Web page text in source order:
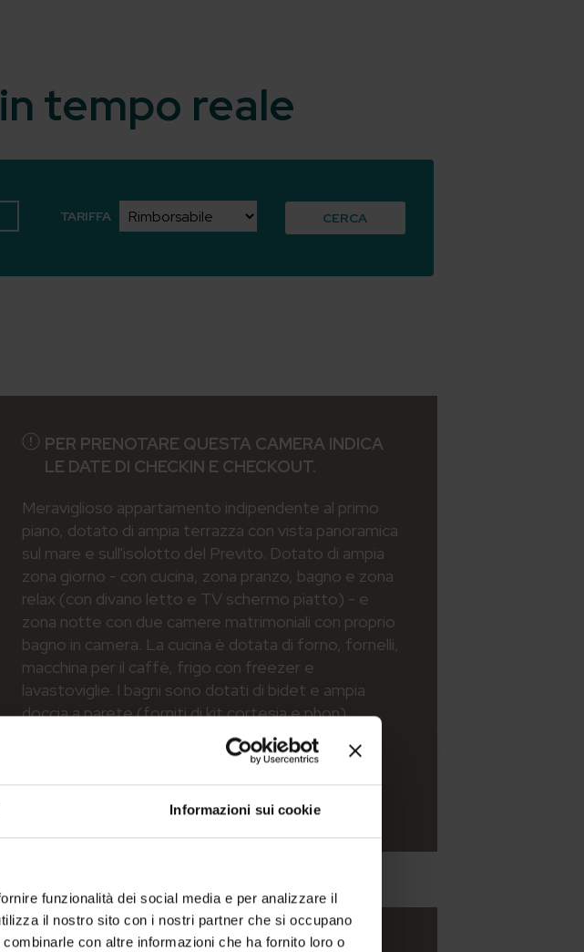
Informazioni sui cookie
funzionalità dei social media e per analizzare il
il nostro sito con i nostri partner che si occupano
con altre informazioni che ha fornito loro o
tempo reale
TARIFFA CERCA
PER PRENOTARE QUESTA CAMERA INDICA
LE DATE DI CHECKIN E CHECKOUT.
Meraviglioso appartamento indipendente al primo
piano, dotato di ampia terrazza con vista panoramica
sul mare e sull'isolotto del Previto. Dotato di ampia
zona giorno - con cucina, zona pranzo, bagno e zona
relax (con divano letto e TV schermo piatto) - e
zona notte con due camere matrimoniali con proprio
bagno in camera. La cucina è dotata di forno, fornelli,
macchina per il caffè, frigo con freezer e
lavastoviglie. I bagni sono dotati di bidet e ampia
doccia a parete (forniti di kit cortesia e phon).